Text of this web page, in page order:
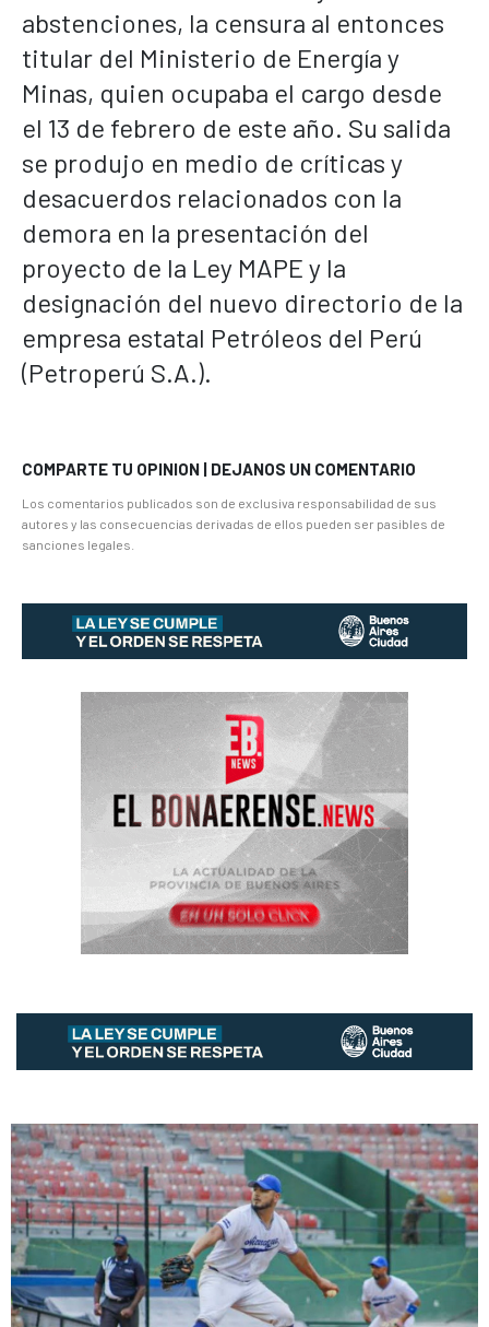
abstenciones, la censura al entonces
titular del Ministerio de Energía y
Minas, quien ocupaba el cargo desde
el 13 de febrero de este año. Su salida
se produjo en medio de críticas y
desacuerdos relacionados con la
demora en la presentación del
proyecto de la Ley MAPE y la
designación del nuevo directorio de la
empresa estatal Petróleos del Perú
(Petroperú S.A.).
COMPARTE TU OPINION | DEJANOS UN COMENTARIO
Los comentarios publicados son de exclusiva responsabilidad de sus
autores y las consecuencias derivadas de ellos pueden ser pasibles de
sanciones legales.